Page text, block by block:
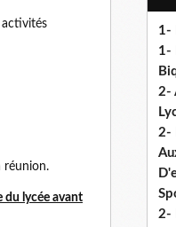
réunion.
du lycée avant
1-
1-
2-
2-
2-